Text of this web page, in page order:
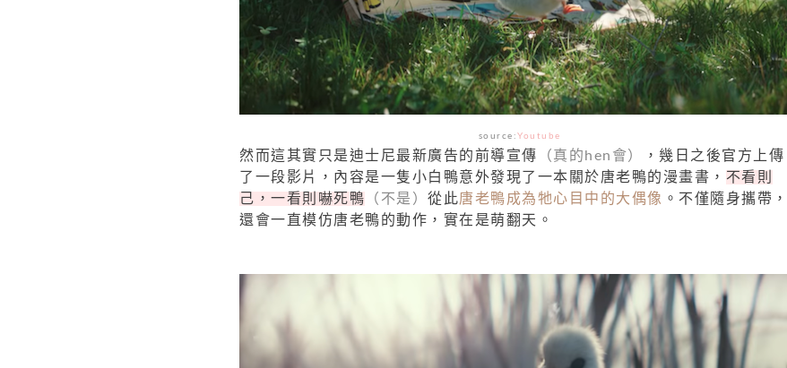
source: Youtube
然而這其實只是迪士尼最新廣告的前導宣傳 （真的hen會）
，幾日之後官方上傳
了一段影片，內容是一隻小白鴨意外發現了一本關於唐老鴨的漫畫書， 不看則
己，一看則嚇死鴨 （不是） 從此唐老鴨成為牠心目中的大偶像 。不僅隨身攜帶，
還會一直模仿唐老鴨的動作，實在是萌翻天。